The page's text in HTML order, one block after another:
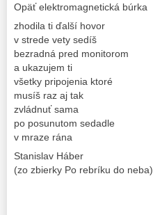
Opäť elektromagnetická búrka
zhodila ti ďalší hovor
v strede vety sedíš
bezradná pred monitorom
a ukazujem ti
všetky pripojenia ktoré
musíš raz aj tak
zvládnuť sama
po posunutom sedadle
v mraze rána
Stanislav Háber
(zo zbierky Po rebríku do neba)